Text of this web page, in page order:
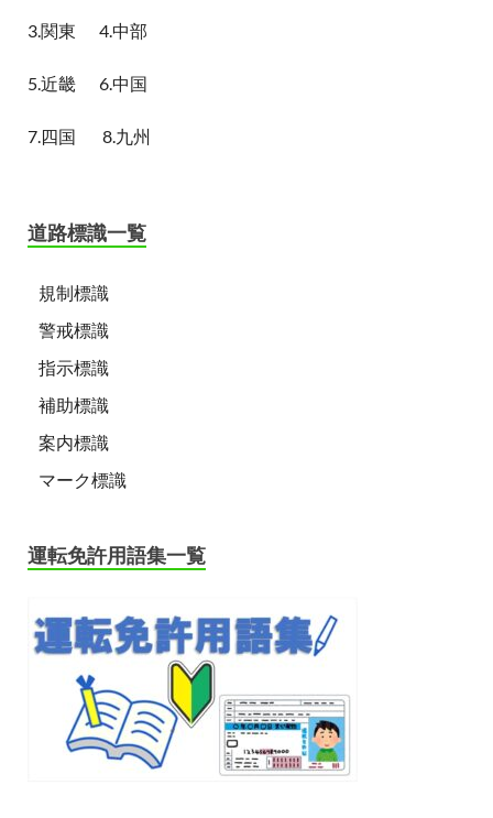
3.関東 4.中部
5.近畿 6.中国
7.四国 8.九州
道路標識一覧
規制標識
警戒標識
指示標識
補助標識
案内標識
マーク標識
運転免許用語集一覧